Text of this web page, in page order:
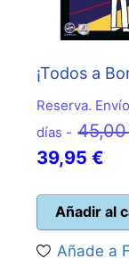
¡Todos a
Reserva.
días -
39,95€
es:
Añadir al
Añade a